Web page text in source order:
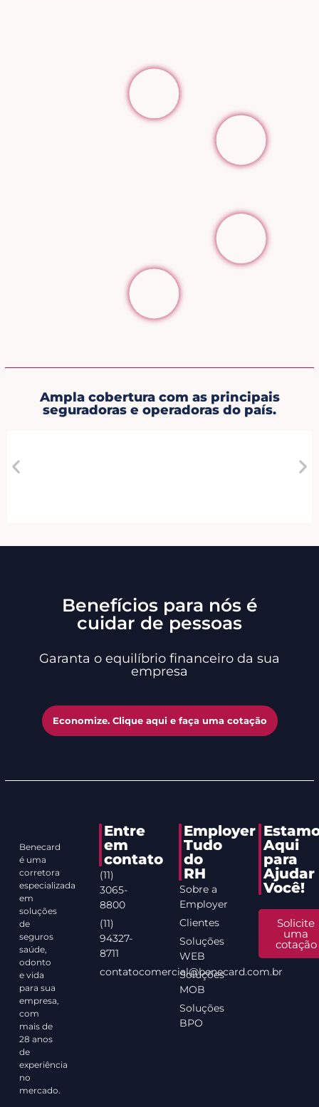
Ampla cobertura com as principais
seguradoras e operadoras do país.
Benefícios para nós é
cuidar de pessoas
Garanta o equilíbrio financeiro da sua
empresa
Economize. Clique aqui e faça uma cotação
Benecard
é uma
corretora
especializada
em
soluções
de
seguros
saúde,
odonto
e vida
para sua
empresa,
com
mais de
28 anos
de
experiência
no
mercado.
Entre
em
contato
(11)
3065-
8800
(11)
94327-
8711
contatocomercial@benecard.com.br
Employer
Tudo
do
RH
Sobre a
Employer
Clientes
Soluções
WEB
Soluções
MOB
Soluções
BPO
Aqui
para
Ajudar
Você!
Solicite
uma
cotação